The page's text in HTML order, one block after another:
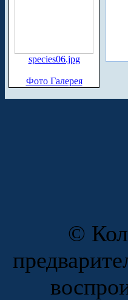
species06.jpg
Фото Галерея
©